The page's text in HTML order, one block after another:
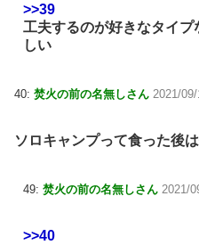
>>39
工夫するのが好きなタイ
しい
40: 焚火の前の名無しさん 2021/
ソロキャンプって食った後
49: 焚火の前の名無しさん 2021/
>>40